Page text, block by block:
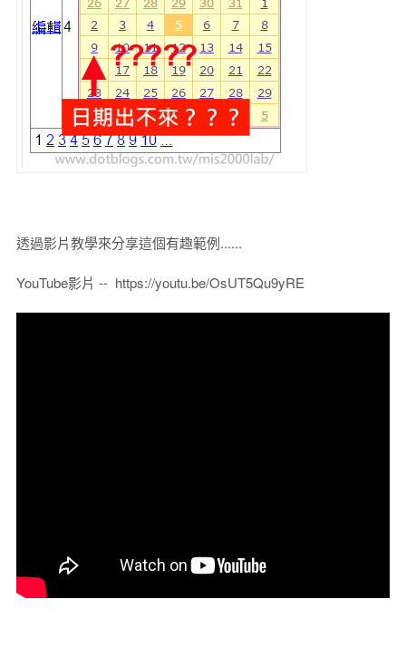
透過影片教學來分享這個有趣範例......
YouTube影片 -- https://youtu.be/OsUT5Qu9yRE